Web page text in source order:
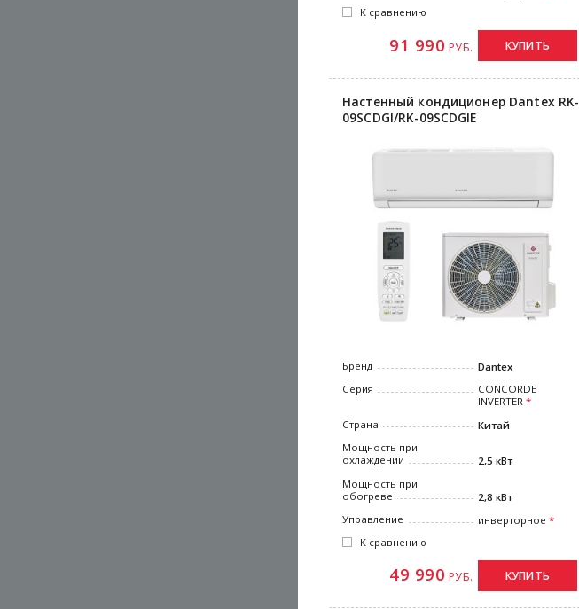
К сравнению
91 990 РУБ. КУПИТЬ
Настенный кондиционер Dantex RK-
09SCDGI/RK-09SCDGIE
Бренд
Dantex
Серия
CONCORDE
INVERTER
Страна
Китай
Мощность при
охлаждении
2,5 кВт
Мощность при
обогреве
2,8 кВт
Управление
инверторное
К сравнению
49 990 РУБ. КУПИТЬ